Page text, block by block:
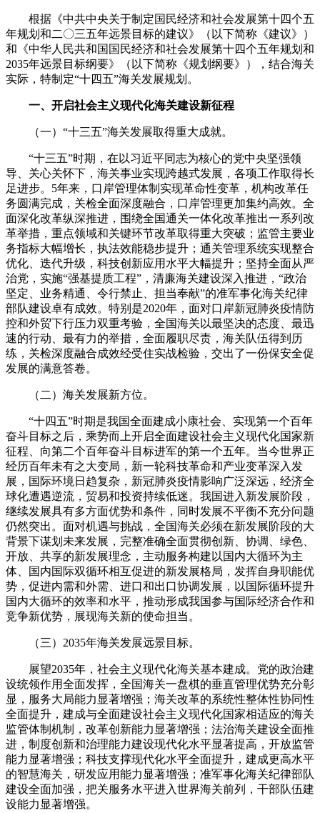
根据《中共中央关于制定国民经济和社会发展第十四个五
年规划和二〇三五年远景目标的建议》（以下简称《建议》）
和《中华人民共和国国民经济和社会发展第十四个五年规划和
2035年远景目标纲要》（以下简称《规划纲要》），结合海关
实际，特制定“十四五”海关发展规划。
一、开启社会主义现代化海关建设新征程
（一）“十三五”海关发展取得重大成就。
“十三五”时期，在以习近平同志为核心的党中央坚强领
导、关心关怀下，海关事业实现跨越式发展，各项工作取得长
足进步。5年来，口岸管理体制实现革命性变革，机构改革任
务圆满完成，关检全面深度融合，口岸管理更加集约高效。全
面深化改革纵深推进，围绕全国通关一体化改革推出一系列改
革举措，重点领域和关键环节改革取得重大突破；监管主要业
务指标大幅增长，执法效能稳步提升；通关管理系统实现整合
优化、迭代升级，科技创新应用水平大幅提升；坚持全面从严
治党，实施“强基提质工程”，清廉海关建设深入推进，“政治
坚定、业务精通、令行禁止、担当奉献”的准军事化海关纪律
部队建设卓有成效。特别是2020年，面对口岸新冠肺炎疫情防
控和外贸下行压力双重考验，全国海关以最坚决的态度、最迅
速的行动、最有力的举措，全面履职尽责，海关队伍得到历
练，关检深度融合成效经受住实战检验，交出了一份保安全促
发展的满意答卷。
（二）海关发展新方位。
“十四五”时期是我国全面建成小康社会、实现第一个百年
奋斗目标之后，乘势而上开启全面建设社会主义现代化国家新
征程、向第二个百年奋斗目标进军的第一个五年。当今世界正
经历百年未有之大变局，新一轮科技革命和产业变革深入发
展，国际环境日趋复杂，新冠肺炎疫情影响广泛深远，经济全
球化遭遇逆流，贸易和投资持续低迷。我国进入新发展阶段，
继续发展具有多方面优势和条件，同时发展不平衡不充分问题
仍然突出。面对机遇与挑战，全国海关必须在新发展阶段的大
背景下谋划未来发展，完整准确全面贯彻创新、协调、绿色、
开放、共享的新发展理念，主动服务构建以国内大循环为主
体、国内国际双循环相互促进的新发展格局，发挥自身职能优
势，促进内需和外需、进口和出口协调发展，以国际循环提升
国内大循环的效率和水平，推动形成我国参与国际经济合作和
竞争新优势，展现海关新的使命担当。
（三）2035年海关发展远景目标。
展望2035年，社会主义现代化海关基本建成。党的政治建
设统领作用全面发挥，全国海关一盘棋的垂直管理优势充分彰
显，服务大局能力显著增强；海关改革的系统性整体性协同性
全面提升，建成与全面建设社会主义现代化国家相适应的海关
监管体制机制，改革创新能力显著增强；法治海关建设全面推
进，制度创新和治理能力建设现代化水平显著提高，开放监管
能力显著增强；科技支撑现代化水平全面提升，建成更高水平
的智慧海关，研发应用能力显著增强；准军事化海关纪律部队
建设全面加强，把关服务水平进入世界海关前列，干部队伍建
设能力显著增强。